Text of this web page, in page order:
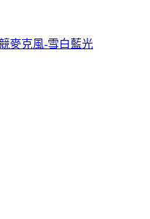
麥克風-雪白藍光